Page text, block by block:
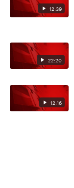
12:39
22:20
12:16